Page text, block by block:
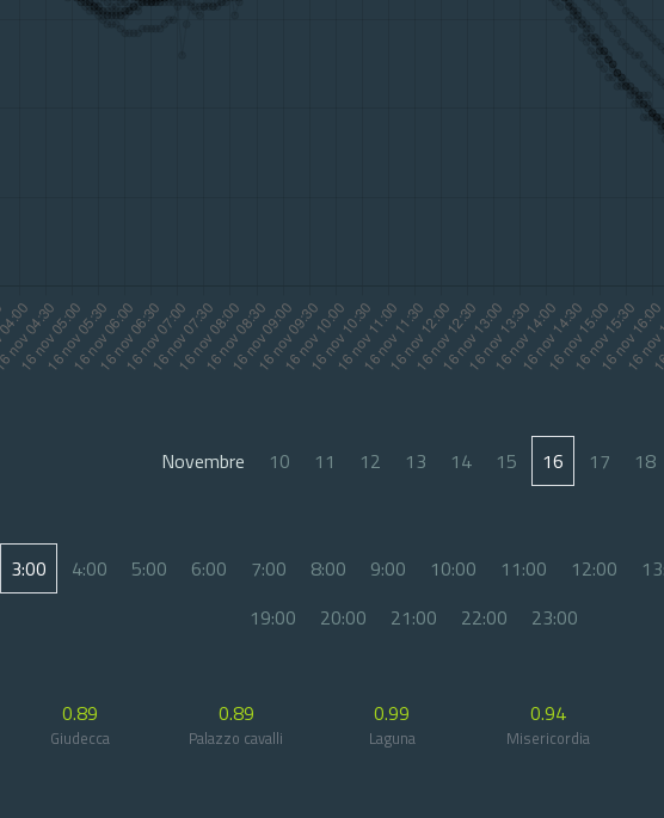
Novembre 10 11 12 13 14 15 16 17 18
3:00 4:00 5:00 6:00 7:00 8:00 9:00 10:00 11:00 12:00
19:00
20:00 21:00 22:00 23:00
0.89
Giudecca
0.89
Palazzo cavalli
0.99
Laguna
0.94
Misericordia